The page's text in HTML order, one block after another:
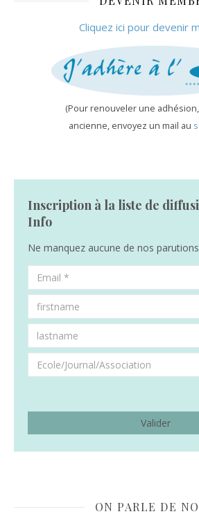
Cliquez ici pour devenir
(Pour renouveler une
ancienne, envoyez un mail au
Inscription à la liste de
Info
Ne manquez aucune de nos parutions
ON PARLE DE